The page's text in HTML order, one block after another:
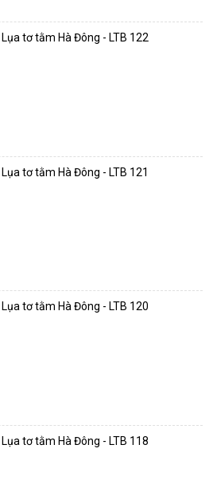
Lụa tơ tằm Hà Đông - LTB 122
Lụa tơ tằm Hà Đông - LTB 121
Lụa tơ tằm Hà Đông - LTB 120
Lụa tơ tằm Hà Đông - LTB 118